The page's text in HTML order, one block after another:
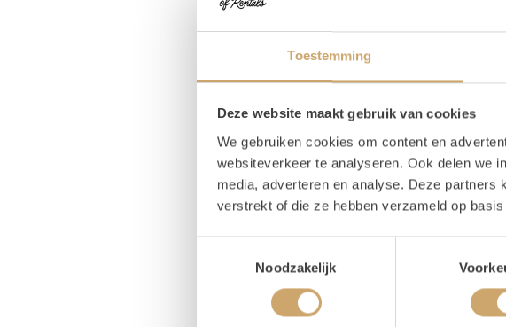
Toestemming
Deze website maakt gebruik van cookies
We gebruiken cookies om content en
websiteverkeer te analyseren. Ook delen we
media, adverteren en analyse. Deze partners
verstrekt of die ze hebben verzameld op
Noodzakelijk
1x